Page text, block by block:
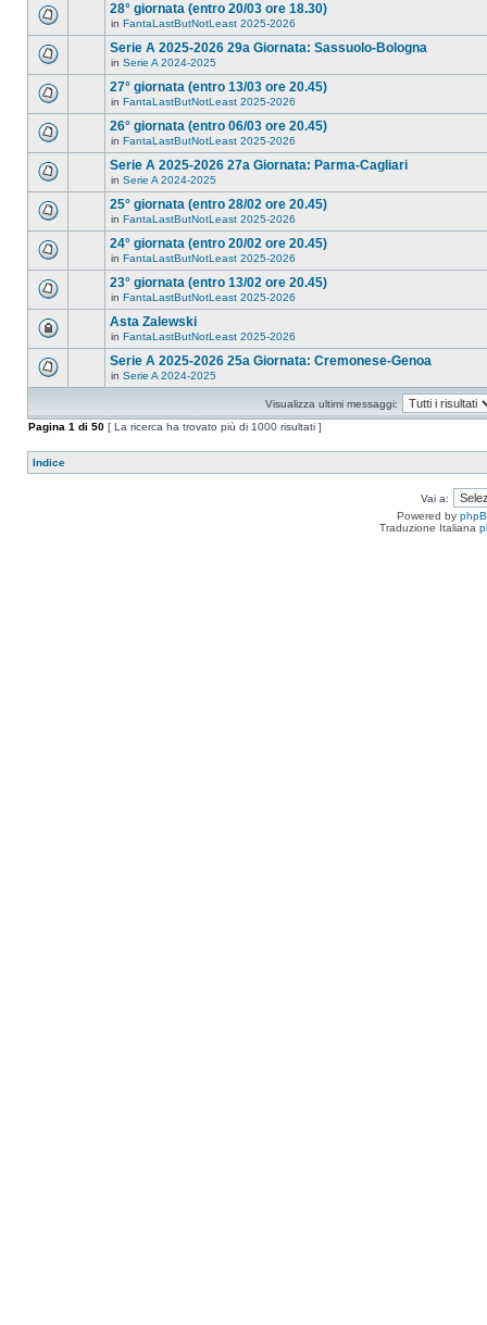
28° giornata (entro 20/03 ore 18.30)
in FantaLastButNotLeast 2025-2026
Serie A 2025-2026 29a Giornata: Sassuolo-Bologna
in Serie A 2024-2025
27° giornata (entro 13/03 ore 20.45)
in FantaLastButNotLeast 2025-2026
26° giornata (entro 06/03 ore 20.45)
in FantaLastButNotLeast 2025-2026
Serie A 2025-2026 27a Giornata: Parma-Cagliari
in Serie A 2024-2025
25° giornata (entro 28/02 ore 20.45)
in FantaLastButNotLeast 2025-2026
24° giornata (entro 20/02 ore 20.45)
in FantaLastButNotLeast 2025-2026
23° giornata (entro 13/02 ore 20.45)
in FantaLastButNotLeast 2025-2026
Asta Zalewski
in FantaLastButNotLeast 2025-2026
Serie A 2025-2026 25a Giornata: Cremonese-Genoa
in Serie A 2024-2025
Visualizza ultimi messaggi:
Pagina 1 di 50 [ La ricerca ha trovato più di 1000 risultati ]
Indice
Vai a:
Powered by
Traduzione Italiana